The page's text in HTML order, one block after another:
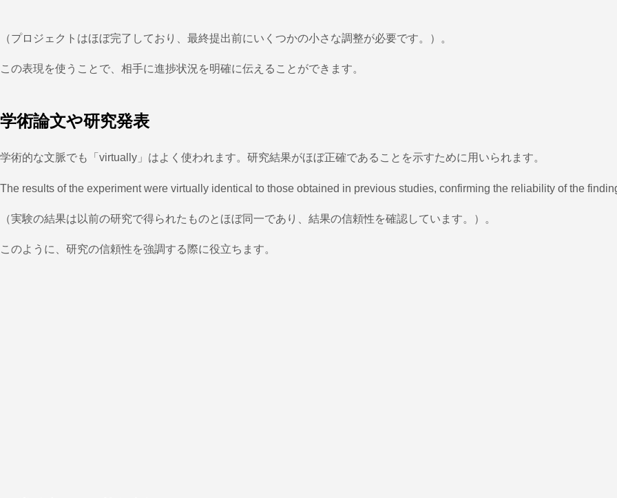
（プロジェクトはほぼ完了しており、最終提出前にいくつかの小さな調整が必要です。）。
この表現を使うことで、相手に進捗状況を明確に伝えることができます。
学術論文や研究発表
学術的な文脈でも「virtually」はよく使われます。研究結果がほぼ正確であることを示すために用いられます。
The results of the experiment were virtually identical to those obtained in previous studies, confirming the reliability of the
（実験の結果は以前の研究で得られたものとほぼ同一であり、結果の信頼性を確認しています。）。
このように、研究の信頼性を強調する際に役立ちます。